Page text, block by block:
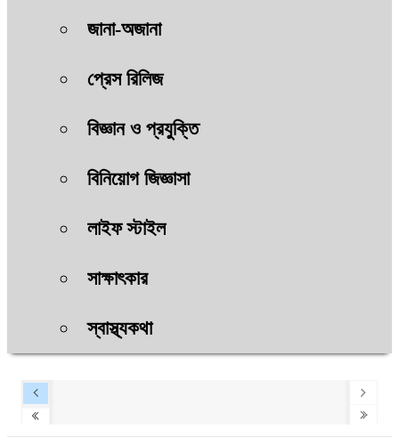
জানা-অজানা
প্রেস রিলিজ
বিজ্ঞান ও প্রযুক্তি
বিনিয়োগ জিজ্ঞাসা
লাইফ স্টাইল
সাক্ষাৎকার
স্বাস্থ্যকথা